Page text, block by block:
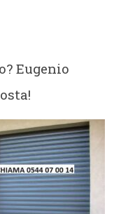
Eugenio